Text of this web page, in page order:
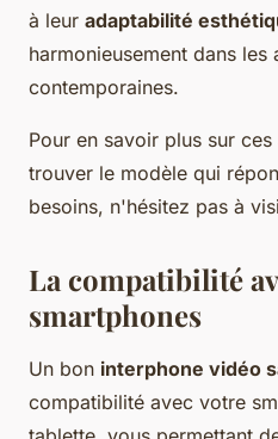
à leur adaptabilité
harmonieusement dans les
contemporaines.
Pour en savoir plus sur
trouver le modèle qui
besoins, n'hésitez pas à
La compatibilité
smartphones
Un bon interphone vidéo
compatibilité avec votre